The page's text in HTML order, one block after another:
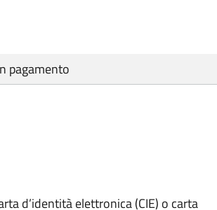
pagamento
d’identità elettronica (CIE) o carta